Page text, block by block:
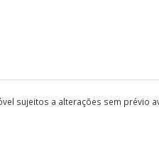
sujeitos a alterações sem prévio